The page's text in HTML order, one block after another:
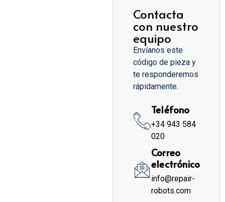
Contacta
con nuestro
equipo
Envíanos este
código de pieza y
te responderemos
rápidamente.
Teléfono
+34 943 584
020
Correo
electrónico
info@repair-
robots.com